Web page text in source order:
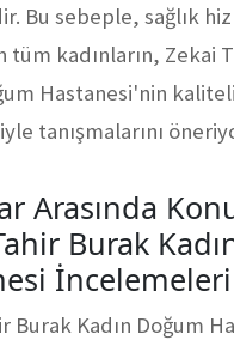
Bu sebeple, sağlık
tüm kadınların, Zekai
Hastanesi'nin
tanışmalarını
Arasında
Burak
İncelemeleri
Burak Kadın Doğum